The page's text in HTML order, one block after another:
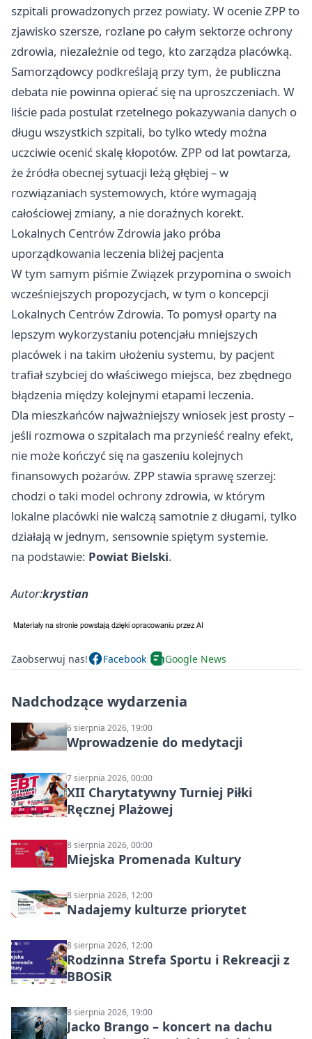
szpitali prowadzonych przez powiaty. W ocenie ZPP to
zjawisko szersze, rozlane po całym sektorze ochrony
zdrowia, niezależnie od tego, kto zarządza placówką.
Samorządowcy podkreślają przy tym, że publiczna
debata nie powinna opierać się na uproszczeniach. W
liście pada postulat rzetelnego pokazywania danych o
długu wszystkich szpitali, bo tylko wtedy można
uczciwie ocenić skalę kłopotów. ZPP od lat powtarza,
że źródła obecnej sytuacji leżą głębiej – w
rozwiązaniach systemowych, które wymagają
całościowej zmiany, a nie doraźnych korekt.
Lokalnych Centrów Zdrowia jako próba
uporządkowania leczenia bliżej pacjenta
W tym samym piśmie Związek przypomina o swoich
wcześniejszych propozycjach, w tym o koncepcji
Lokalnych Centrów Zdrowia. To pomysł oparty na
lepszym wykorzystaniu potencjału mniejszych
placówek i na takim ułożeniu systemu, by pacjent
trafiał szybciej do właściwego miejsca, bez zbędnego
błądzenia między kolejnymi etapami leczenia.
Dla mieszkańców najważniejszy wniosek jest prosty –
jeśli rozmowa o szpitalach ma przynieść realny efekt,
nie może kończyć się na gaszeniu kolejnych
finansowych pożarów. ZPP stawia sprawę szerzej:
chodzi o taki model ochrony zdrowia, w którym
lokalne placówki nie walczą samotnie z długami, tylko
działają w jednym, sensownie spiętym systemie.
na podstawie: Powiat Bielski.
Autor:krystian
Zaobserwuj nas! Facebook Google News
Nadchodzące wydarzenia
6 sierpnia 2026, 19:00
Wprowadzenie do medytacji
7 sierpnia 2026, 00:00
XII Charytatywny Turniej Piłki
Ręcznej Plażowej
8 sierpnia 2026, 00:00
Miejska Promenada Kultury
8 sierpnia 2026, 12:00
Nadajemy kulturze priorytet
8 sierpnia 2026, 12:00
Rodzinna Strefa Sportu i Rekreacji z
BBOSiR
8 sierpnia 2026, 19:00
Jacko Brango – koncert na dachu